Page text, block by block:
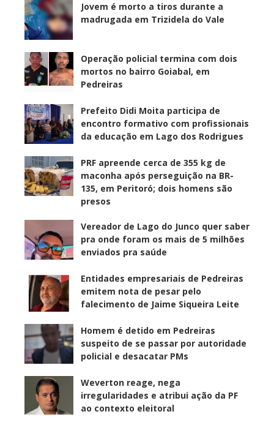
Jovem é morto a tiros durante a
madrugada em Trizidela do Vale
Operação policial termina com dois
mortos no bairro Goiabal, em
Pedreiras
Prefeito Didi Moita participa de
encontro formativo com profissionais
da educação em Lago dos Rodrigues
PRF apreende cerca de 355 kg de
maconha após perseguição na BR-
135, em Peritoró; dois homens são
presos
Vereador de Lago do Junco quer saber
pra onde foram os mais de 5 milhões
enviados pra saúde
Entidades empresariais de Pedreiras
emitem nota de pesar pelo
falecimento de Jaime Siqueira Leite
Homem é detido em Pedreiras
suspeito de se passar por autoridade
policial e desacatar PMs
Weverton reage, nega
irregularidades e atribui ação da PF
ao contexto eleitoral